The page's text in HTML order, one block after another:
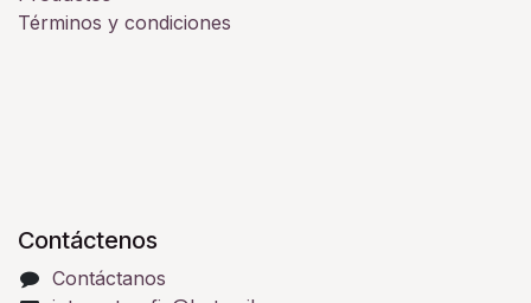
Términos y condiciones
Contáctenos
Contáctanos